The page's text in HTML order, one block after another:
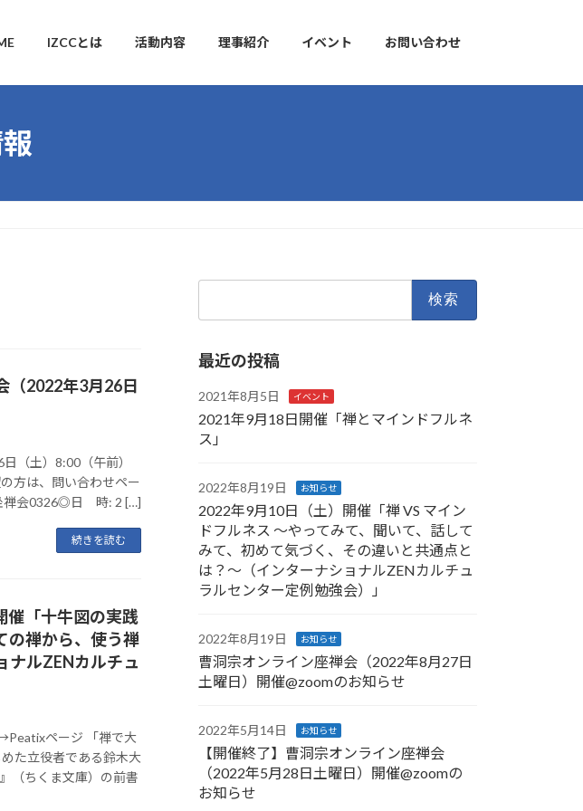
IZCCとは 活動内容 理事紹介 イベント お問い合わせ
（2022年3月26日
（土）8:00（午前）
方は、問い合わせペー
禅会0326◎日 時: 2 […]
続きを読む
催「十牛図の実践
の禅から、使う禅
ナルZENカルチュ
ページ 「禅で大
た立役者である鈴木大
（ちくま文庫）の前書
最近の投稿
2021年8月5日 イベント
2021年9月18日開催「禅とマインドフルネ
ス」
2022年8月19日 お知らせ
2022年9月10日（土）開催「禅 VS マイン
ドフルネス 〜やってみて、聞いて、話して
みて、初めて気づく、その違いと共通点と
は？〜（インターナショナルZENカルチュ
ラルセンター定例勉強会）」
2022年8月19日 お知らせ
曹洞宗オンライン座禅会（2022年8月27日
土曜日）開催@zoomのお知らせ
2022年5月14日 お知らせ
【開催終了】曹洞宗オンライン座禅会
（2022年5月28日土曜日）開催@zoomの
お知らせ